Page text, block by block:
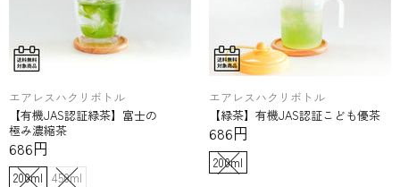
エアレスハクリボトル
【有機JAS認証緑茶】富士の​
極み濃縮茶
686円
200ml 450ml
エアレスハクリボトル
【緑茶】有機JAS認証こども​優茶
686円
200ml